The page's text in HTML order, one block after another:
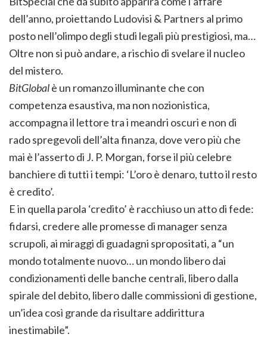
dell’anno, proiettando Ludovisi & Partners al primo
posto nell’olimpo degli studi legali più prestigiosi, ma…
Oltre non si può andare, a rischio di svelare il nucleo
del mistero.
BitGlobalè un romanzo illuminante che con
competenza esaustiva, ma non nozionistica,
accompagna il lettore tra i meandri oscuri e non di
rado spregevoli dell’alta finanza, dove vero più che
mai è l’asserto di J. P. Morgan, forse il più celebre
banchiere di tutti i tempi: ‘L’oro è denaro, tutto il resto
è credito’.
E in quella parola ‘credito’ è racchiuso un atto di fede:
fidarsi, credere alle promesse di manager senza
scrupoli, ai miraggi di guadagni spropositati, a “un
mondo totalmente nuovo… un mondo libero dai
condizionamenti delle banche centrali, libero dalla
spirale del debito, libero dalle commissioni di gestione,
un’idea così grande da risultare addirittura
inestimabile”.